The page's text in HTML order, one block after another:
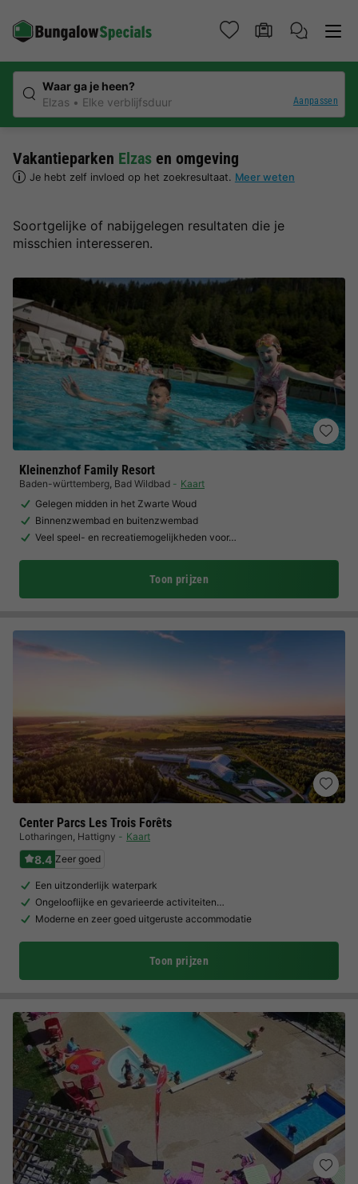
Waar ga je heen?
Elzas
Elke verblijfsduur Aanpassen
Vakantieparken Elzas en omgeving
Je hebt zelf invloed op het zoekresultaat. Meer weten
Soortgelijke of nabijgelegen resultaten die je
misschien interesseren.
Kleinenzhof Family Resort
Baden-württemberg, Bad Wildbad
Kaart
Gelegen midden in het Zwarte Woud
Binnenzwembad en buitenzwembad
Veel speel- en recreatiemogelijkheden voor…
Toon prijzen
Center Parcs Les Trois Forêts
Lotharingen, Hattigny Kaart
8.4 Zeer goed
Een uitzonderlijk waterpark
Ongelooflijke en gevarieerde activiteiten…
Moderne en zeer goed uitgeruste accommodatie
Toon prijzen